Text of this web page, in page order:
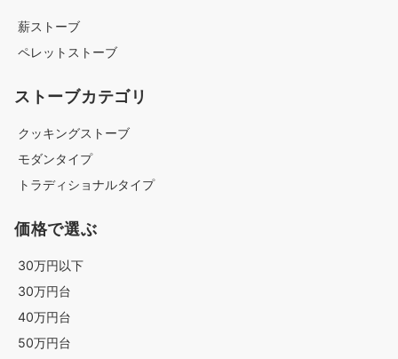
薪ストーブ
ペレットストーブ
ストーブカテゴリ
クッキングストーブ
モダンタイプ
トラディショナルタイプ
価格で選ぶ
30万円以下
30万円台
40万円台
50万円台